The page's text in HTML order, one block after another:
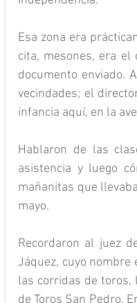
Esa zona era
cita, mesones, era
documento enviado.
vecindades; el
infancia aquí, en la
Hablaron de las
asistencia y luego
mañanitas que
mayo.
Recordaron al juez
Jáquez, cuyo
las corridas de toros,
de Toros San Pedro.